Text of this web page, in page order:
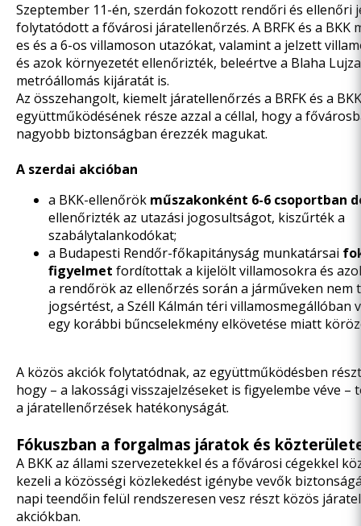
Szeptember 11-én, szerdán fokozott rendőri és ellenőri
folytatódott a fővárosi járatellenőrzés. A BRFK és a BKK
es és a 6-os villamoson utazókat, valamint a jelzett
és azok környezetét ellenőrizték, beleértve a Blaha
metróállomás kijáratát is.
Az összehangolt, kiemelt járatellenőrzés a BRFK és a
együttműködésének része azzal a céllal, hogy a
nagyobb biztonságban érezzék magukat.
A szerdai akcióban
a BKK-ellenőrök műszakonként 6-6 csoportban
ellenőrizték az utazási jogosultságot, kiszűrték a
szabálytalankodókat;
a Budapesti Rendőr-főkapitányság munkatársai
figyelmet fordítottak a kijelölt villamosokra és
a rendőrök az ellenőrzés során a járműveken nem
jogsértést, a Széll Kálmán téri villamosmegállóban
egy korábbi bűncselekmény elkövetése miatt
A közös akciók folytatódnak, az együttműködésben
hogy – a lakossági visszajelzéseket is figyelembe véve –
a járatellenőrzések hatékonyságát.
Fókuszban a forgalmas járatok és
A BKK az állami szervezetekkel és a fővárosi cégekkel
kezeli a közösségi közlekedést igénybe vevők
napi teendőin felül rendszeresen vesz részt közös
akciókban.